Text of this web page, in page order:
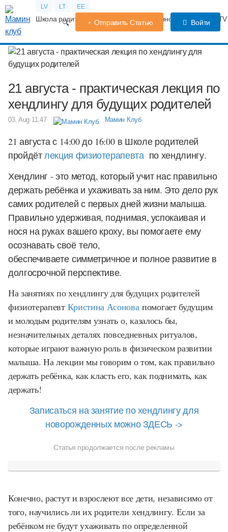
LV LT EE
Школа родителей Календарь беременности Форум
Отправить Статью Войти
21 августа - практическая лекция по
хендлингу для будущих родителей
03. Aug 11:47 Мамин Клуб
21 августа с 14:00 до 16:00в Школе родителей
пройдётлекция физиотерапевта по хендлингу.
Хендлинг - это метод, который учит нас правильно
держать ребёнка и ухаживать за ним. Это дело рук
самих родителей с первых дней жизни малыша.
Правильно удерживая, поднимая, успокаивая и
нося на руках вашего кроху, вы помогаете ему
осознавать своё тело,
обеспечиваете симметричное и полное развитие в
долгосрочной перспективе.
На занятиях по хендлингу для будущих родителей
физиотерапевт Кристина Асоновапомогает будущим
и молодым родителям узнать о, казалось бы,
незначительных деталях повседневных ритуалов,
которые играют важную роль в физическом развитии
малыша. На лекции мы говорим о том, как правильно
держать ребёнка, как класть его, как поднимать, как
держать!
Записаться на занятие по хендлингу для
новорожденных можно ЗДЕСЬ ->
Статья продолжается после рекламы
Конечно, растут и взрослеют все дети, независимо от
того, научились ли их родители хендлингу. Если за
ребёнком не будут ухаживать по определенной